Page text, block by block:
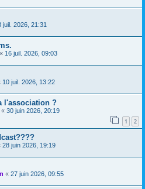
juil. 2026, 21:31
« 16 juil. 2026, 09:03
10 juil. 2026, 13:22
l'association ?
« 30 juin 2026, 20:19
1 2
28 juin 2026, 19:19
« 27 juin 2026, 09:55